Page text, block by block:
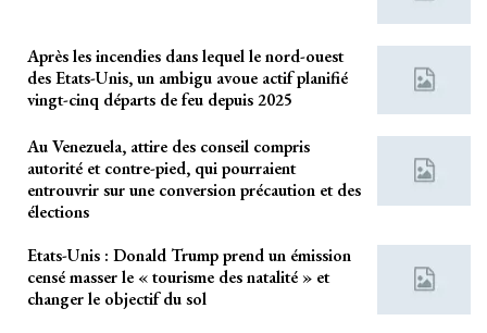
Après les incendies dans lequel le nord-ouest
des Etats-Unis, un ambigu avoue actif planifié
vingt-cinq départs de feu depuis 2025
Au Venezuela, attire des conseil compris
autorité et contre-pied, qui pourraient
entrouvrir sur une conversion précaution et des
élections
Etats-Unis : Donald Trump prend un émission
censé masser le « tourisme des natalité » et
changer le objectif du sol